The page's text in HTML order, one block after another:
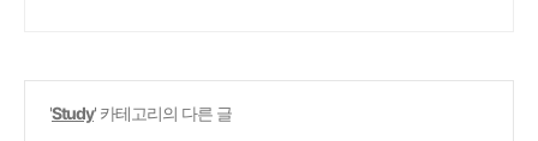
'Study' 카테고리의 다른 글